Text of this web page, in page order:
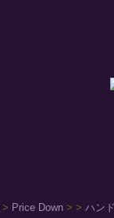
> Price Down > > ハン